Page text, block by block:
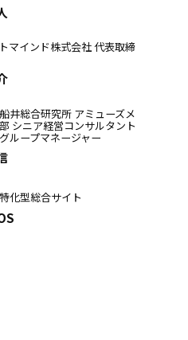
マインド株式会社 代表取締
井総合研究所 アミューズメ
シニア経営コンサルタント
ループマネージャー
化型総合サイト